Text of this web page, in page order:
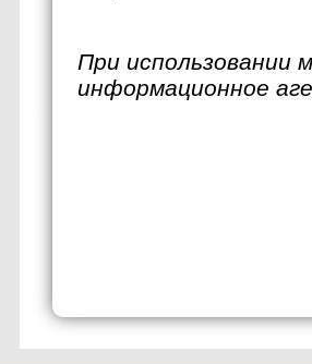
При использовании
информационное